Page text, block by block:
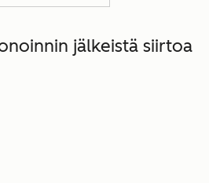
jälkeistä siirtoa